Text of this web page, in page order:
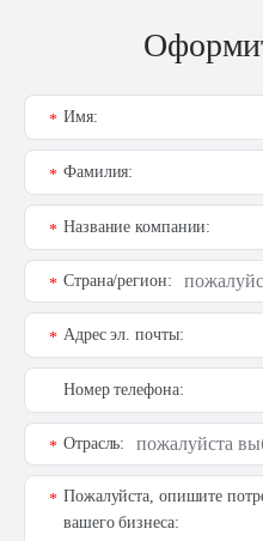
Имя:
*
Фамилия:
*
Название компании:
*
Страна/регион:
*
Адрес эл. почты:
*
Номер телефона:
Отрасль:
*
Пожалуйста, опишите
вашего бизнеса:
*